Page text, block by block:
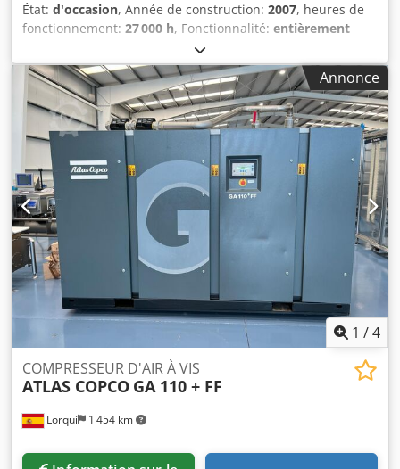
État: d'occasion, Année de construction: 2007, heures de
fonctionnement: 27 000 h, Fonctionnalité: entièrement
, numéro de machine/véhicule:
Compresseur à vis rotatif à injection d’huile avec
déshydrateur de réfrigérant intégré Atlas Copco, modèle
GA 15 FF, année 2007, numéro de série API454025, utilisé
environ 27 000 heures, Équipé d’une unité de contrôle
Atlas Copco Elektronikon II. Dkodpfx Acezd Avajmsr Cet
appareil n’est plus fabriqué depuis 2022. La dernière
intervention de maintenance a été effectuée à l’été 2019 /
23 460 heures. Sur demande, un réservoir d’air comprimé
peut être inclus. Pmax : 7,3 bar – 105 psi Qv : 43 l/s –
2,58 m³/min Puissance du moteur : 15 kW – 20 ch
L’emballage et le chargement sur remorque sont inclus
dans le prix, selon les Incoterms FOT.
Annonce
1 /4
Lorquí 1 454 km
COMPRESSEUR D'AIR À VIS
ATLAS COPCO GA 110 + FF